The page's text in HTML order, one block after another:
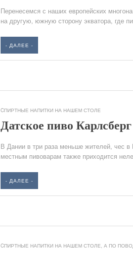
Перенесемся с наших европейских
на другую, южную сторону экватора, где
- ДАЛЕЕ -
CПИРТНЫЕ НАПИТКИ НА НАШЕМ СТОЛЕ
Датское пиво
В Дании в три раза меньше жителей, чес
местным пивоварам также приходится
- ДАЛЕЕ -
CПИРТНЫЕ НАПИТКИ НА НАШЕМ СТОЛЕ, А ПО